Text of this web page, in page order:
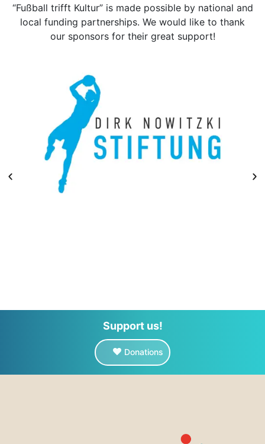
“Fußball trifft Kultur” is made possible by national and
local funding partnerships. We would like to thank
our sponsors for their great support!
Support us!
Donations